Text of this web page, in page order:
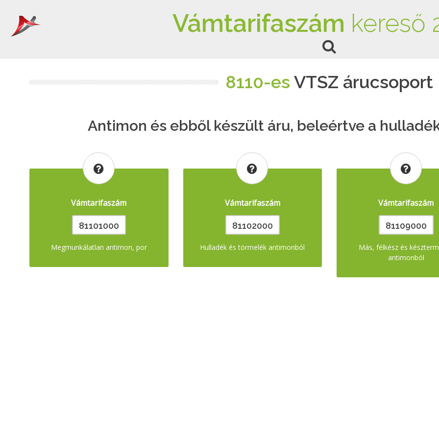
Vámtarifaszám kereső
8110-es VTSZ árucsoport
Antimon és ebből készült áru, beleértve a
Vámtarifaszám
81101000
Megmunkálatlan antimon, por
Vámtarifaszám
81102000
Hulladék és törmelék antimonból
Vámtarifaszám
81109000
Más, félkész és
antimonból